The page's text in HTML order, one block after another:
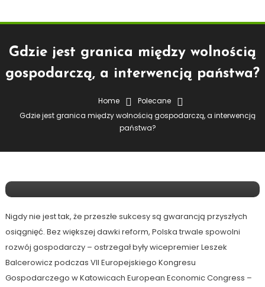
Gdzie jest granica między wolnością
gospodarczą, a interwencją państwa?
Home
Polecane
Gdzie jest granica między wolnością gospodarczą, a interwencją
państwa?
Dla Konsumentów
Gospodarka
Polecane Technologia
20 kwietnia 2015 Strefa PLN
Wolnością Gospodarczą, A
Nigdy nie jest tak, że przeszłe sukcesy są gwarancją przyszłych
osiągnięć. Bez większej dawki reform, Polska trwale spowolni
rozwój gospodarczy – ostrzegał były wicepremier Leszek
Balcerowicz podczas VII Europejskiego Kongresu
Gospodarczego w Katowicach European Economic Congress –